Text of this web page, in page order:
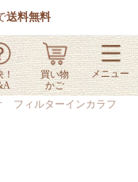
送料無料
フィルターインカラフ